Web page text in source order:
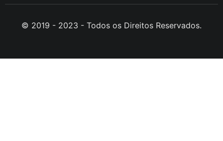
© 2019 - 2023 - Todos os Direitos Reservados.